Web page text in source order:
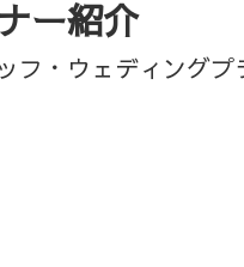
ー紹介
フ・ウェディング